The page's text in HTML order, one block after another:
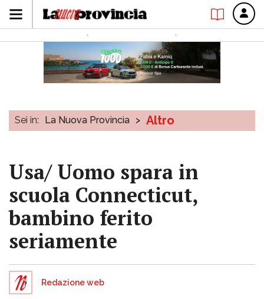
Sei in: La Nuova Provincia > Altro
Usa/ Uomo spara in
scuola Connecticut,
bambino ferito
seriamente
Redazione web